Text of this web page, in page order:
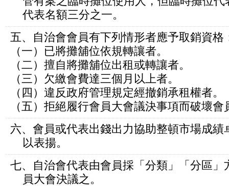
代表名額三分之一。
五、自治會會員有下列情形者應予取銷資格
（一）已將攤舖位依規轉讓者。
（二）擅自將攤舖位出租或轉讓者。
（三）欠繳會費達三個月以上者。
（四）違反政府管理規定經撤銷承租權者。
（五）拒絕履行會員大會議決事項而破壞會
六、會員或代表出錢出力協助整頓市場成
以表揚。
七、自治會代表由會員採「分類」「分區
員大會決議之。